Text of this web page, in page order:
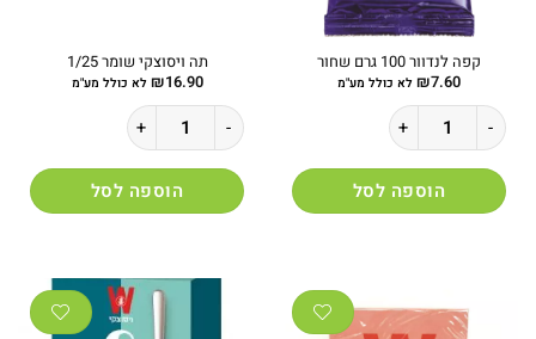
קפה לנדוור 100 גרם שחור
₪7.60 לא כולל מע"מ
כמות של קפה לנדוור 100 גרם שחור
הוספה לסל
תה ויסוצקי שומר 1/25
₪16.90 לא כולל מע"מ
כמות של תה ויסוצקי שומר 1/25
הוספה לסל